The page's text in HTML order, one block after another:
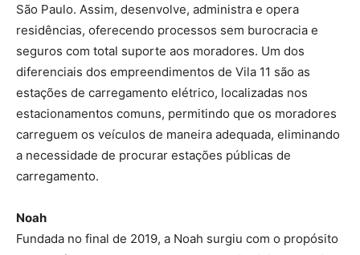
São Paulo. Assim, desenvolve, administra e opera
residências, oferecendo processos sem burocracia e
seguros com total suporte aos moradores. Um dos
diferenciais dos empreendimentos de Vila 11 são as
estações de carregamento elétrico, localizadas nos
estacionamentos comuns, permitindo que os moradores
carreguem os veículos de maneira adequada, eliminando
a necessidade de procurar estações públicas de
carregamento.
Noah
Fundada no final de 2019, a Noah surgiu com o propósito